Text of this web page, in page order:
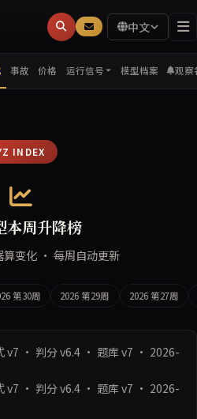
中文
事故 价格 运行信号 模型档案 观察
INDEX
本周升降榜
变化 · 每周自动更新
第30周 2026 第29周 2026 第27周
v7 · 判分 v6.4 · 题库 v7 · 2026-
v7 · 判分 v6.4 · 题库 v7 · 2026-